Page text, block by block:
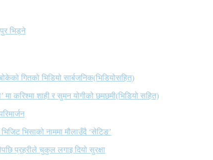
भिड्ने
गितको भिडियो सार्बजनिक(भिडियोसहित)
मा करिश्मा शाही र सुमन योगीको छमछमी(भिडियो सहित)
भिसाको नाममा मौलाउँदै ‘सेटिङ’
प्रहरीले चुकुल लगाइ दियो सुरक्षा